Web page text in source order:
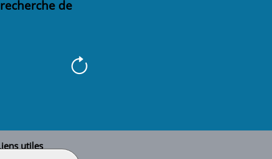
de
utiles